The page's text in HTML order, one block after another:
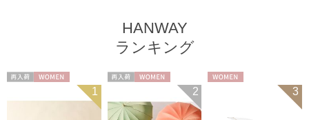
HANWAY
ランキング
1 2 3